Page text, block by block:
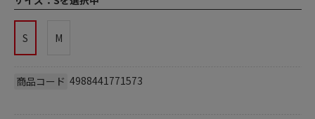
S M
商品コード 4988441771573